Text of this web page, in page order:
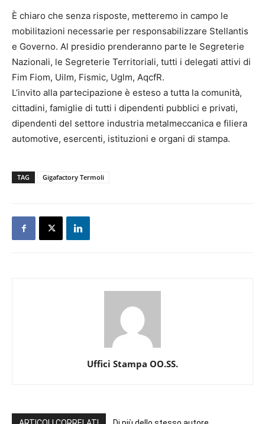
È chiaro che senza risposte, metteremo in campo le
mobilitazioni necessarie per responsabilizzare Stellantis
e Governo. Al presidio prenderanno parte le Segreterie
Nazionali, le Segreterie Territoriali, tutti i delegati attivi di
Fim Fiom, Uilm, Fismic, Uglm, AqcfR.
L’invito alla partecipazione è esteso a tutta la comunità,
cittadini, famiglie di tutti i dipendenti pubblici e privati,
dipendenti del settore industria metalmeccanica e filiera
automotive, esercenti, istituzioni e organi di stampa.
TAG Gigafactory Termoli
Uffici Stampa OO.SS.